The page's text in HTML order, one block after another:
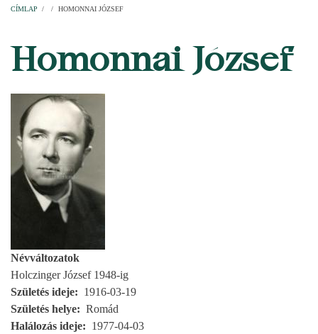
CÍMLAP / / HOMONNAI JÓZSEF
Homonnai József
Névváltozatok
Holczinger József 1948-ig
Születés ideje
1916-03-19
Születés helye
Romád
Halálozás ideje
1977-04-03